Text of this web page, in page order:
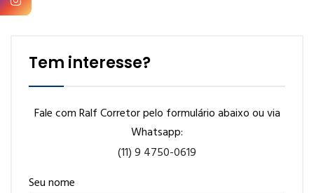
Tem interesse?
Fale com Ralf Corretor pelo formulário abaixo ou via
Whatsapp:
(11) 9 4750-0619
Seu nome